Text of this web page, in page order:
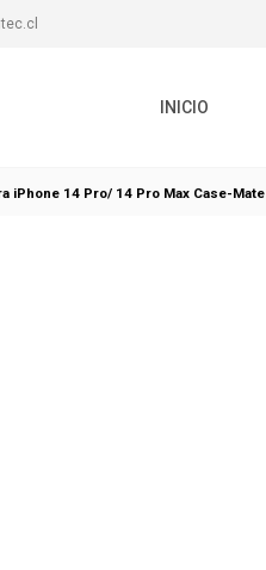
INICIO
iPhone 14 Pro/ 14 Pro Max Case-Mate